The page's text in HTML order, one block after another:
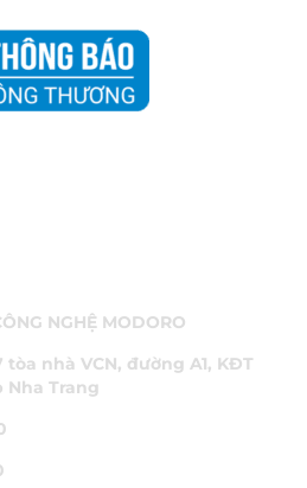
NGHỆ MODORO
tòa nhà VCN, đường A1, KĐT
Trang